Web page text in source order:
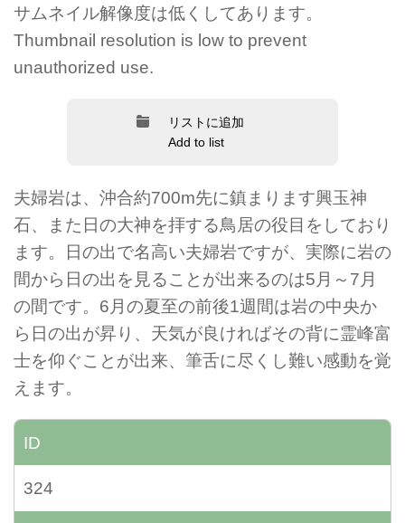
サムネイル解像度は低くしてあります。
Thumbnail resolution is low to prevent
unauthorized use.
リストに追加
Add to list
夫婦岩は、沖合約700m先に鎮まります興玉神
石、また日の大神を拝する鳥居の役目をしており
ます。日の出で名高い夫婦岩ですが、実際に岩の
間から日の出を見ることが出来るのは5月～7月
の間です。6月の夏至の前後1週間は岩の中央か
ら日の出が昇り、天気が良ければその背に霊峰富
士を仰ぐことが出来、筆舌に尽くし難い感動を覚
えます。
ID
324